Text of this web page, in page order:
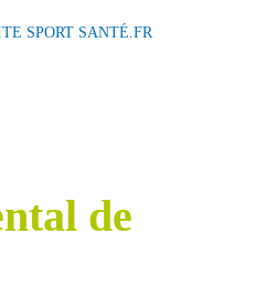
SPORT SANTÉ.FR
de